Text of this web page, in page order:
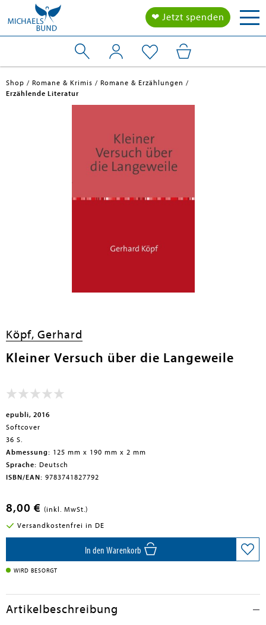
❤ Jetzt spenden
Shop Romane & Krimis
Romane & Erzählungen
Erzählende Literatur
Köpf, Gerhard
Kleiner Versuch über die Langeweile
epubli, 2016
Softcover
36 S.
Abmessung: 125 mm x 190 mm x 2 mm
Sprache: Deutsch
ISBN/EAN: 9783741827792
8,00 € (inkl. MwSt.)
Versandkostenfrei in DE
In den Warenkorb
WIRD BESORGT
Artikelbeschreibung